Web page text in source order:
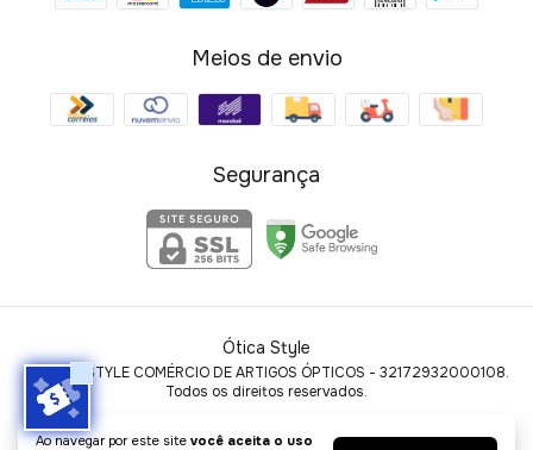
Ao navegar por este site você aceita o uso
Meios de envio
Segurança
Ótica Style
©2026. STYLE COMÉRCIO DE ARTIGOS ÓPTICOS - 32172932000108.
Todos os direitos reservados.